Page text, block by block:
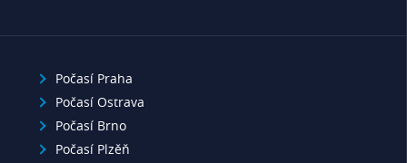
Počasí Praha
Počasí Ostrava
Počasí Brno
Počasí Plzěň